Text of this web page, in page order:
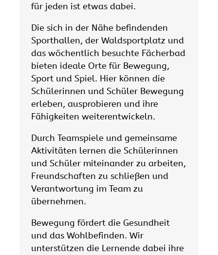
für jeden ist etwas dabei.
Die sich in der Nähe befindenden
Sporthallen, der Waldsportplatz und
das wöchentlich besuchte Fächerbad
bieten ideale Orte für Bewegung,
Sport und Spiel. Hier können die
Schülerinnen und Schüler Bewegung
erleben, ausprobieren und ihre
Fähigkeiten weiterentwickeln.
Durch Teamspiele und gemeinsame
Aktivitäten lernen die Schülerinnen
und Schüler miteinander zu arbeiten,
Freundschaften zu schließen und
Verantwortung im Team zu
übernehmen.
Bewegung fördert die Gesundheit
und das Wohlbefinden. Wir
unterstützen die Lernende dabei ihre